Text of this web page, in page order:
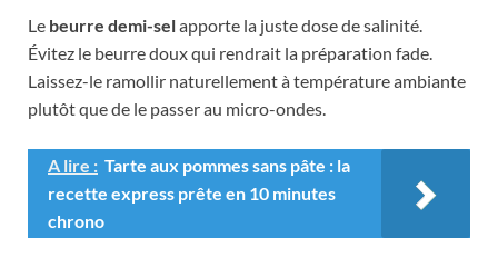
Le beurre demi-selapporte la juste dose de salinité.
Évitez le beurre doux qui rendrait la préparation fade.
Laissez-le ramollir naturellement à température ambiante
plutôt que de le passer au micro-ondes.
A lire : Tarte aux pommes sans pâte : la
recette express prête en 10 minutes
chrono